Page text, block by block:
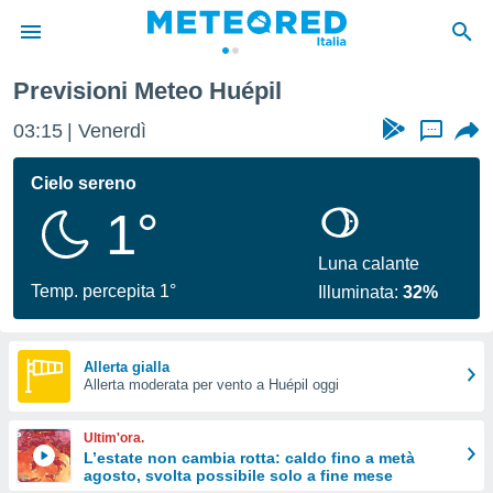
di
per
le
di
Web
le
Previsioni Meteo Huépil
03:15 Venerdì ...
Cielo sereno
1°
Temp. percepita 1°
Luna calante
Illuminata:32%
Allerta gialla
Allerta moderata per vento a Huépil oggi
Ultim'ora.
L’estate non cambia rotta: caldo fino a metà
agosto, svolta possibile solo a fine mese